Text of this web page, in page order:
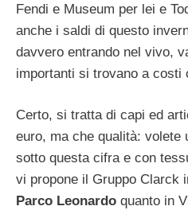
Fendi e Museum per lei e
anche i saldi di questo
davvero entrando nel vivo,
importanti si trovano a costi
Certo, si tratta di capi ed
euro, ma che qualità: volete
sotto questa cifra e con
vi propone il Gruppo Clarck
Parco Leonardo quanto in